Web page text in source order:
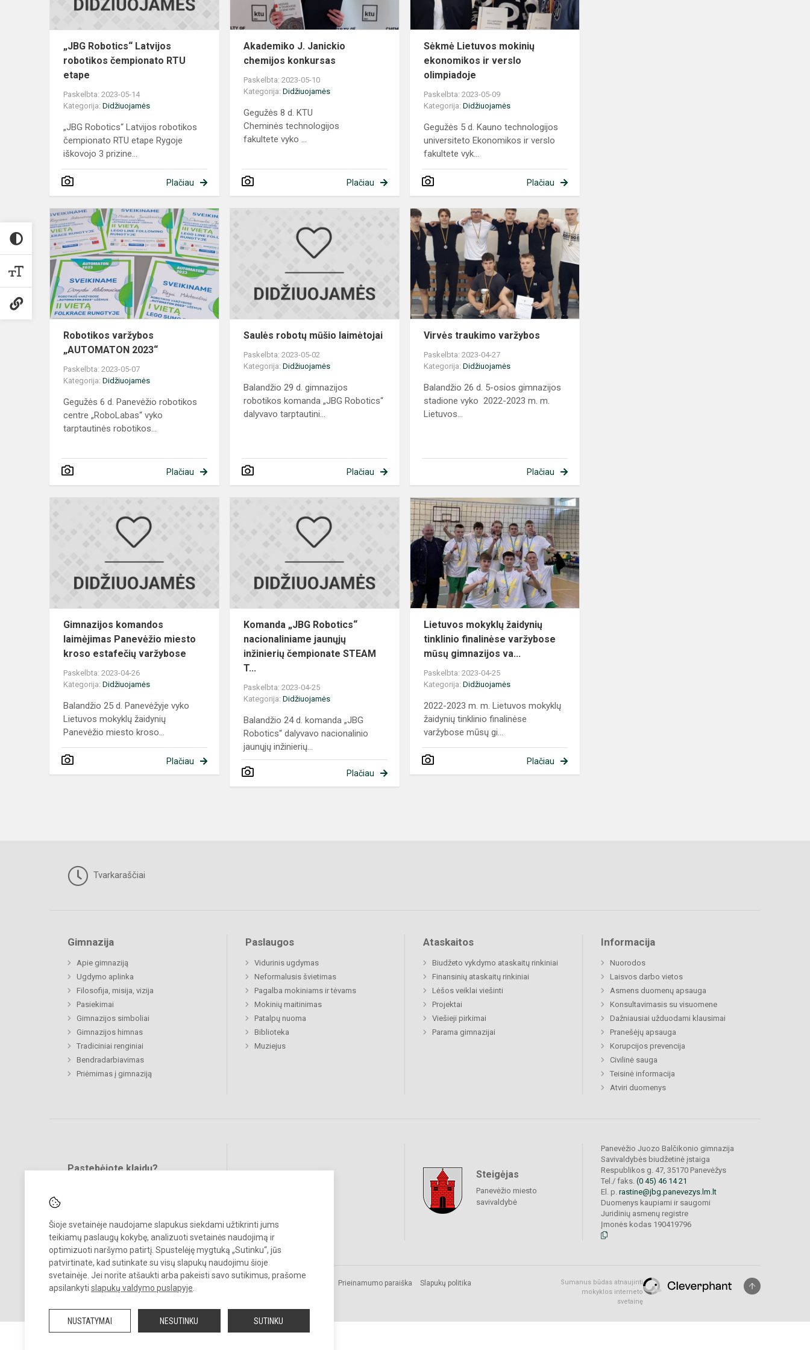
Šioje svetainėje naudojame slapukus siekdami užtikrinti jums
teikiamų paslaugų kokybę, analizuoti svetainės naudojimą ir
optimizuoti naršymo patirtį. Spustelėję mygtuką „Sutinku“, jūs
patvirtinate, kad sutinkate su visų slapukų naudojimu šioje
svetainėje. Jei norite atšaukti arba pakeisti savo sutikimus, prašome
apsilankyti slapukų valdymo puslapyje
NUSTATYMAI NESUTINKU SUTINKU
„JBG Robotics“ Latvijos
robotikos čempionato RTU
etape
Paskelbta: 2023-05-14
Kategorija: Didžiuojamės
„JBG Robotics“ Latvijos robotikos
čempionato RTU etape Rygoje
iškovojo 3 prizine...
Plačiau
Akademiko J. Janickio
chemijos konkursas
Paskelbta: 2023-05-10
Kategorija:Didžiuojamės
Gegužės 8 d. KTU
Cheminės technologijos
fakultete vyko ...
Plačiau
Sėkmė Lietuvos mokinių
ekonomikos ir verslo
olimpiadoje
Paskelbta: 2023-05-09
Kategorija:Didžiuojamės
Gegužės 5 d. Kauno technologijos
universiteto Ekonomikos ir verslo
fakultete vyk...
Plačiau
Robotikos
varžybos
„AUTOMATON
2023“
Robotikos varžybos
„AUTOMATON 2023“
Paskelbta: 2023-05-07
Kategorija: Didžiuojamės
Gegužės 6 d. Panevėžio robotikos
centre „RoboLabas“ vyko
tarptautinės robotikos...
Plačiau
Saulės
robotų
mūšio
laimėtojai
Saulės robotų mūšio laimėtojai
Paskelbta: 2023-05-02
Kategorija:Didžiuojamės
Balandžio 29 d. gimnazijos
robotikos komanda „JBG Robotics“
dalyvavo tarptautini...
Plačiau
varžybos
Virvės traukimo varžybos
Paskelbta: 2023-04-27
Kategorija:Didžiuojamės
Balandžio 26 d. 5-osios gimnazijos
stadione vyko 2022-2023 m. m.
Lietuvos...
Plačiau
Gimnazijos komandos
laimėjimas Panevėžio miesto
kroso estafečių varžybose
Paskelbta: 2023-04-26
Kategorija: Didžiuojamės
Balandžio 25 d. Panevėžyje vyko
Lietuvos mokyklų žaidynių
Panevėžio miesto kroso...
Plačiau
Komanda
„JBG
Robotics“
nacionaliniame
jaunųjų
inžinierių
če...
Komanda „JBG Robotics“
nacionaliniame jaunųjų
inžinierių čempionate STEAM
T...
Paskelbta: 2023-04-25
Kategorija:Didžiuojamės
Balandžio 24 d. komanda „JBG
Robotics“ dalyvavo nacionalinio
jaunųjų inžinierių...
Plačiau
mokyklų
žaidynių
tinklinio
finalinėse
varžybose
Lietuvos mokyklų žaidynių
tinklinio finalinėse varžybose
mūsų gimnazijos va...
Paskelbta: 2023-04-25
Kategorija:Didžiuojamės
2022-2023 m. m. Lietuvos mokyklų
žaidynių tinklinio finalinėse
varžybose mūsų gi...
Plačiau
Tvarkaraščiai
Gimnazija
Apie gimnaziją
Ugdymo aplinka
Filosofija, misija, vizija
Pasiekimai
Gimnazijos simboliai
Gimnazijos himnas
Tradiciniai renginiai
Bendradarbiavimas
Priėmimas į gimnaziją
Paslaugos
Vidurinis ugdymas
Neformalusis švietimas
Pagalba mokiniams ir tėvams
Mokinių maitinimas
Patalpų nuoma
Biblioteka
Muziejus
Ataskaitos
Biudžeto vykdymo ataskaitų rinkiniai
Finansinių ataskaitų rinkiniai
Lėšos veiklai viešinti
Projektai
Viešieji pirkimai
Parama gimnazijai
Informacija
Nuorodos
Laisvos darbo vietos
Asmens duomenų apsauga
Konsultavimasis su visuomene
Dažniausiai užduodami klausimai
Pranešėjų apsauga
Korupcijos prevencija
Civilinė sauga
Teisinė informacija
Atviri duomenys
Pastebėjote klaidų?
Steigėjas
Panevėžio miesto
savivaldybė
Panevėžio Juozo Balčikonio gimnazija
Savivaldybės biudžetinė įstaiga
Respublikos g. 47, 35170 Panevėžys
Tel./ faks. (0 45) 46 14 21
El. p. rastine@jbg.panevezys.lm.lt
Duomenys kaupiami ir saugomi
Juridinių asmenų registre
Įmonės kodas 190419796
© 2026. Panevėžio Juozo Balčikonio gimnazija. Visos teisės saugomos.
Kopijuoti turinį be raštiško gimnazijos sutikimo griežtai draudžiama.
Prieinamumo paraiška Slapukų politika
Sumanus būdas atnaujinti
mokyklos interneto
svetainę